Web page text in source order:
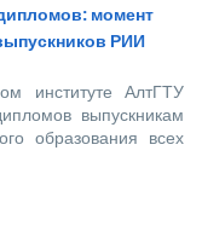
момент
РИИ
институте АлтГТУ
выпускникам
образования всех